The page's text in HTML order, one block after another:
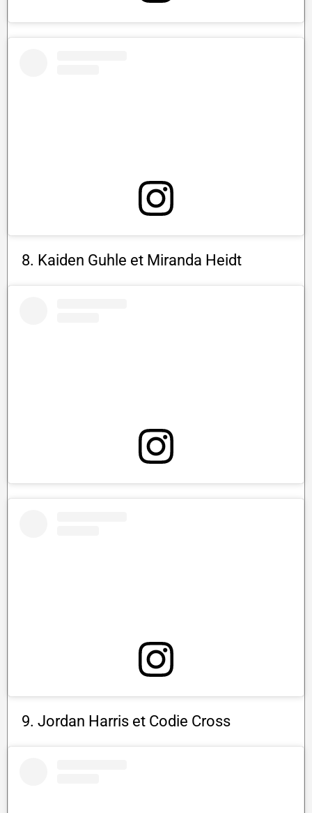
8. Kaiden Guhle et Miranda Heidt
9. Jordan Harris et Codie Cross